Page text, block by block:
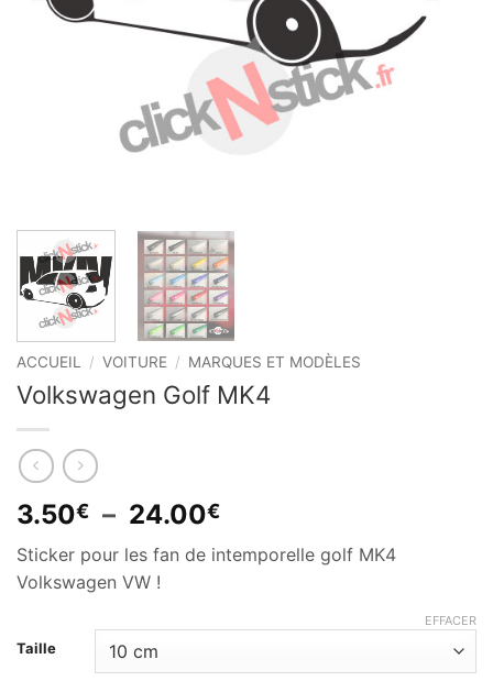
ACCUEIL / VOITURE / MARQUES ET MODÈLES
Volkswagen Golf MK4
3.50€ – 24.00€Plage
prix :
Sticker pour les fan de intemporelle golf MK4
Volkswagen VW !
Taille
EFFACER